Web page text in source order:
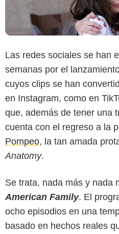
Las redes sociales se han
semanas por el
cuyos clips se han
en Instagram, como en
que, además de tener una
cuenta con el regreso a la
Pompeo, la tan amada
Anatomy.
Se trata, nada más y nada
American Family. El
ocho episodios en una
basado en hechos realesDisney